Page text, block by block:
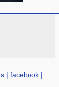
|facebook |